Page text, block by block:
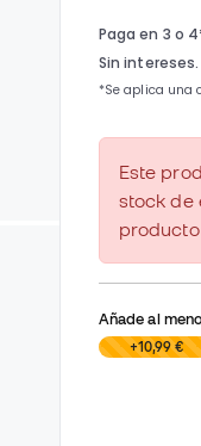
Este
stock de
Añade al
0,00 €+10,99 €